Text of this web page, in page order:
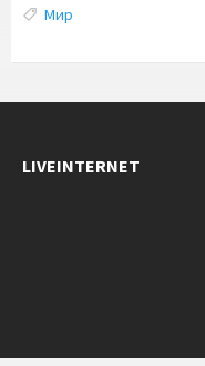
Tags:
Мир
LIVEINTERNET